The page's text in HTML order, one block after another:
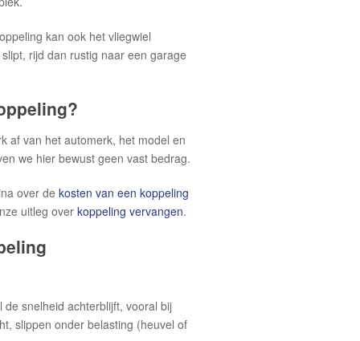
kan ook het vliegwiel
rijd dan rustig naar een garage
af van het automerk, het model en
we hier bewust geen vast bedrag.
over de kosten van een koppeling
uitleg over koppeling vervangen.
snelheid achterblijft, vooral bij
slippen onder belasting (heuvel of